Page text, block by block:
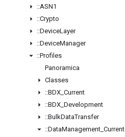
::ASN1
::Crypto
::DeviceLayer
::DeviceManager
::Profiles
Panoramica
Classes
::BDX Current
::BDX Development
::BulkDataTransfer
::DataManagement Current